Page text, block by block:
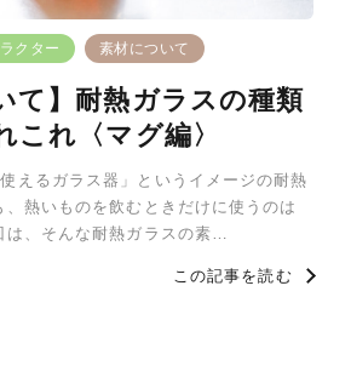
クター 素材について
て】耐熱ガラスの種類
これ〈マグ編〉
えるガラス器」というイメージの耐熱
熱いものを飲むときだけに使うのは
は、そんな耐熱ガラスの素…
この記事を読む